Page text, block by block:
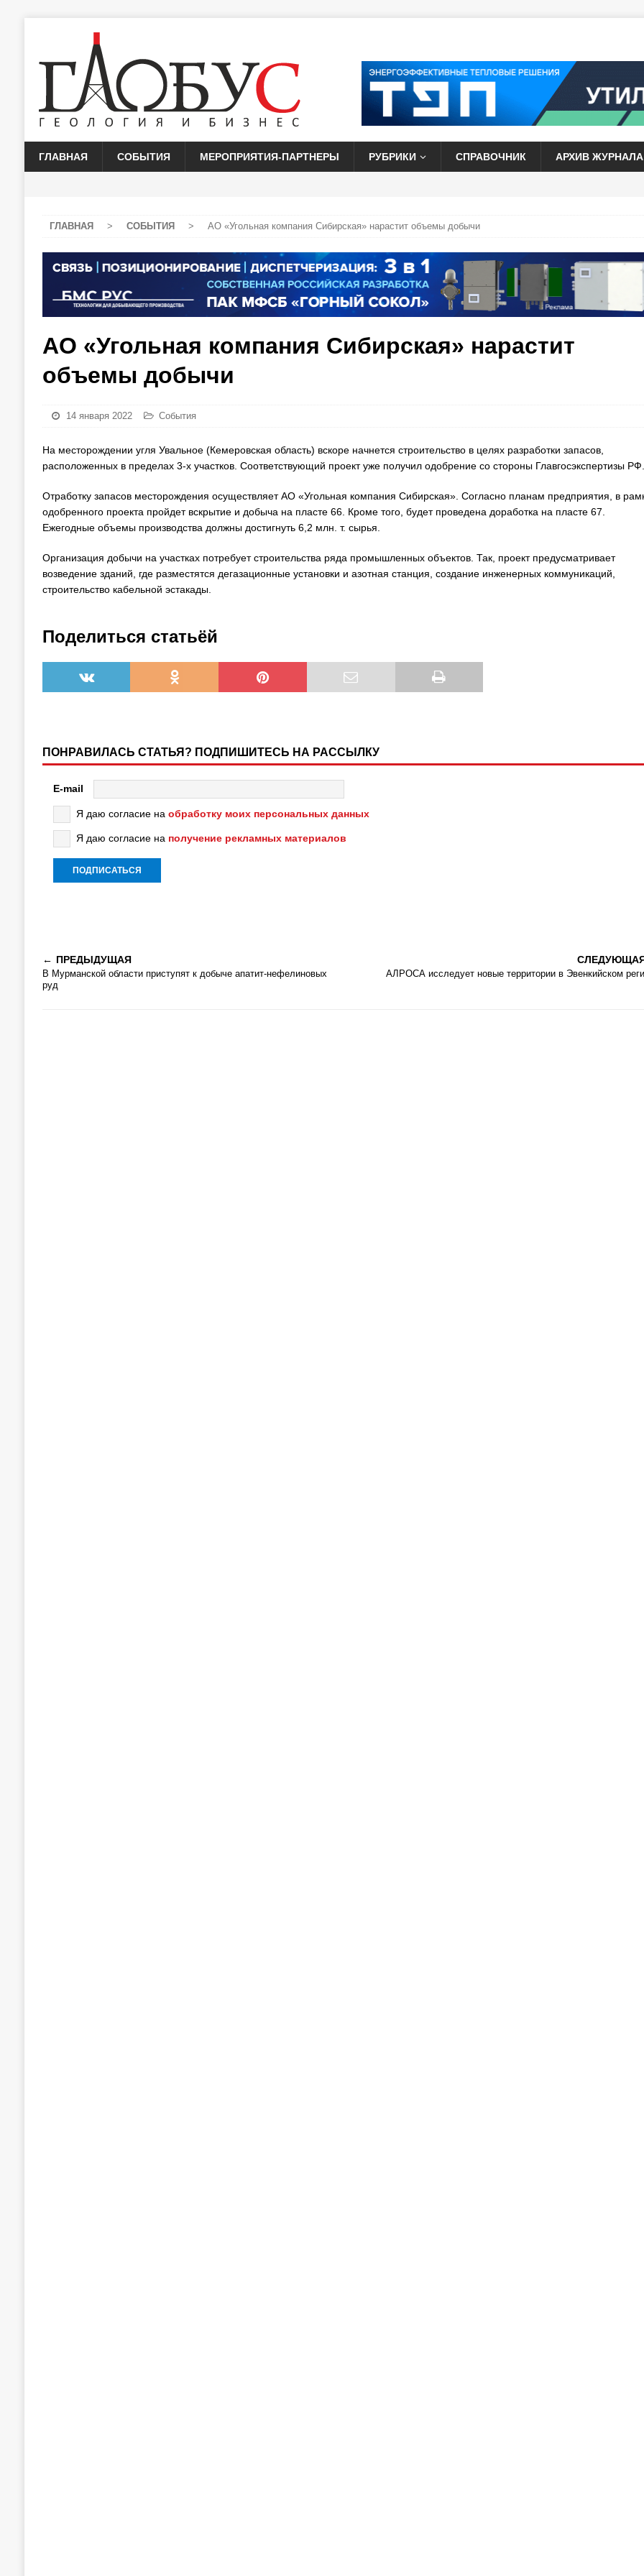
ГЛАВНАЯ СОБЫТИЯ МЕРОПРИЯТИЯ-ПАРТНЕРЫ РУБРИКИ СПРАВОЧНИК АРХИВ ЖУРНАЛА
ГЛАВНАЯ > СОБЫТИЯ > АО «Угольная компания Сибирская» нарастит объемы добычи
АО «Угольная компания Сибирская» нарастит
объемы добычи
14 января 2022 События
На месторождении угля Увальное (Кемеровская область) вскоре начнется строительство в целях разработки запасов,
расположенных в пределах 3-х участков. Соответствующий проект уже получил одобрение со стороны Главгосэкспертизы РФ.
Отработку запасов месторождения осуществляет АО «Угольная компания Сибирская». Согласно планам предприятия, в
одобренного проекта пройдет вскрытие и добыча на пласте 66. Кроме того, будет проведена доработка на пласте 67.
Ежегодные объемы производства должны достигнуть 6,2 млн. т. сырья.
Организация добычи на участках потребует строительства ряда промышленных объектов. Так, проект предусматривает
возведение зданий, где разместятся дегазационные установки и азотная станция, создание инженерных коммуникаций,
строительство кабельной эстакады.
Поделиться статьёй
ПОНРАВИЛАСЬ СТАТЬЯ? ПОДПИШИТЕСЬ НА РАССЫЛКУ
E-mail
Я даю согласие на обработку моих персональных данных
Я даю согласие на получение рекламных материалов
ПРЕДЫДУЩАЯ
В Мурманской области приступят к добыче апатит-нефелиновых
руд
АЛРОСА исследует новые территории в Эвенкийском